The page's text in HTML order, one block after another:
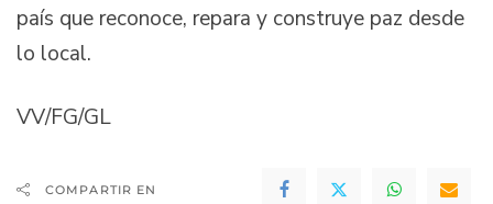
país que reconoce, repara y construye paz desde
lo local.
VV/FG/GL
COMPARTIR EN